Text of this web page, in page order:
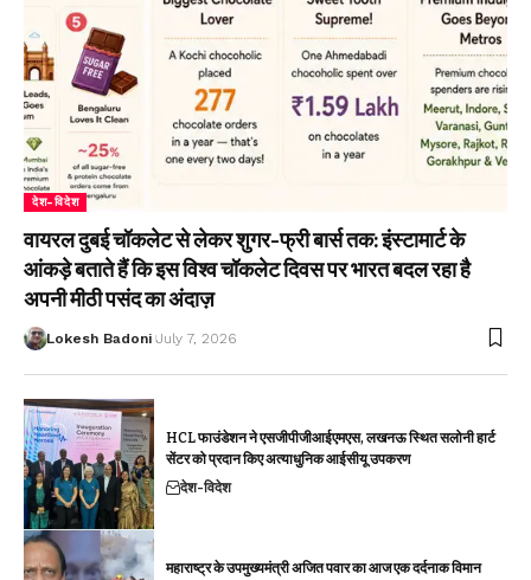
देश-विदेश
वायरल दुबई चॉकलेट से लेकर शुगर-फ्री बार्स तक: इंस्टामार्ट के
आंकड़े बताते हैं कि इस विश्व चॉकलेट दिवस पर भारत बदल रहा है
अपनी मीठी पसंद का अंदाज़
Lokesh Badoni July 7, 2026
HCL फाउंडेशन ने एसजीपीजीआईएमएस, लखनऊ स्थित सलोनी हार्ट
सेंटर को प्रदान किए अत्याधुनिक आईसीयू उपकरण
देश-विदेश
महाराष्ट्र के उपमुख्यमंत्री अजित पवार का आज एक दर्दनाक विमान